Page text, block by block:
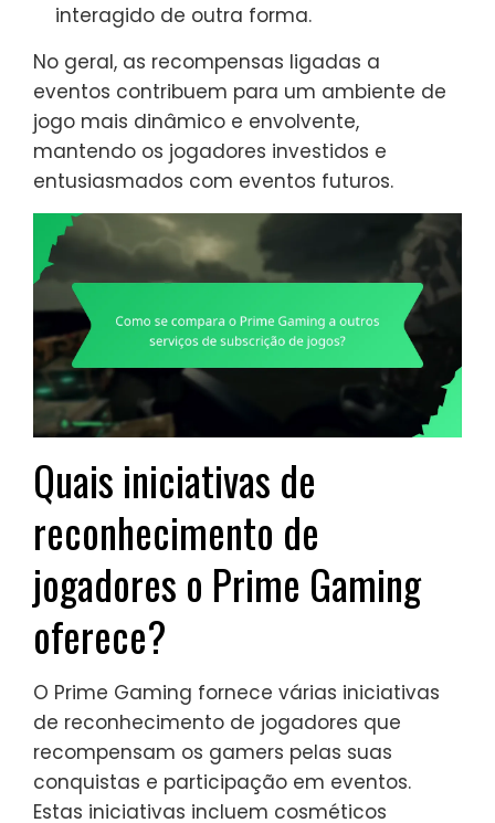
interagido de outra forma.
No geral, as recompensas ligadas a
eventos contribuem para um ambiente de
jogo mais dinâmico e envolvente,
mantendo os jogadores investidos e
entusiasmados com eventos futuros.
Quais iniciativas de
reconhecimento de
jogadores o Prime Gaming
oferece?
O Prime Gaming fornece várias iniciativas
de reconhecimento de jogadores que
recompensam os gamers pelas suas
conquistas e participação em eventos.
Estas iniciativas incluem cosméticos